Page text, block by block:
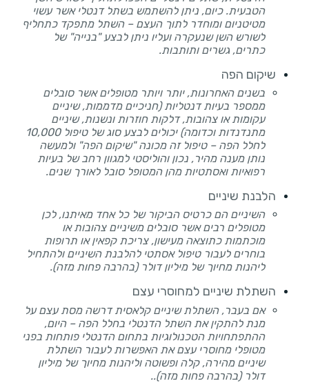
הטבעית. כיום, ניתן להשתמש בשתל דנטלי אשר עשוי
מטיטניום ומוחדר לתוך העצם – השתל מתפקד כתחליף
לשורש השן שנעקרה ועליו ניתן לבצע "בנייה" של
כתרים, גשרים ותותבות.
שיקום הפה
בשנים האחרונות, יותר ויותר מטופלים אשר סובלים
ממספר בעיות דנטליות (חניכיים מדממות, שיניים
עקומות או צהובות, דלקות חוזרות ונשנות, שיניים
מתנדנדות וכדומה) יכולים לבצע סוג של טיפול 10,000
לחלל הפה – טיפול זה מכונה "שיקום הפה" ולמעשה
נותן מענה מהיר, נכון והוליסטי למגוון רחב של בעיות
רפואיות ואסתטיות מהן המטופל סובל לאורך שנים.
הלבנת שיניים
השיניים הם כרטיס הביקור של כל אחד מאיתנו, לכן
מטופלים רבים אשר סובלים משיניים צהובות או
מוכתמות כתוצאה מעישון, צריכת קפאין או תרופות
בוחרים לעבור טיפול אסתטי להלבנת השיניים ולהתחיל
ליהנות מחיוך של מיליון דולר (בהרבה פחות מזה).
השתלת שיניים למחוסרי עצם
אם בעבר, השתלת שיניים קלאסית דרשה מסת עצם על
מנת להתקין את השתל הדנטלי בחלל הפה – היום,
ההתפתחויות הטכנולוגיות בתחום הדנטלי פותחות בפני
מטופלי מחוסרי עצם את האפשרות לעבור השתלת
שיניים מהירה, קלה ופשוטה וליהנות מחיוך של מיליון
דולר (בהרבה פחות מזה)..